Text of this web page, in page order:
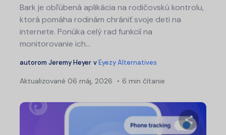
Bark je obľúbená aplikácia na rodičovskú kontrolu,
ktorá pomáha rodinám chrániť svoje deti na
internete. Ponúka celý rad funkcií na
monitorovanie ich...
autorom Jeremy Heyer vEyezy Alternatives
Aktualizované 06 máj, 2026 6 min čítanie